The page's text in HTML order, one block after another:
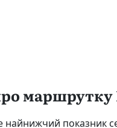
найнижчий показник